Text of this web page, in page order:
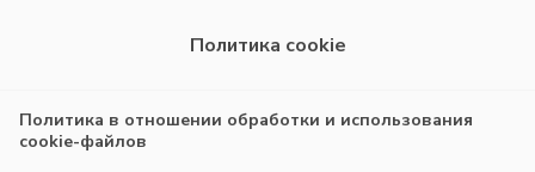
Политика cookie
Политика в отношении обработки и использования
cookie-файлов